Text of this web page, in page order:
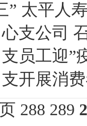
” 太平人
支公司
支员工迎
开展消
288 289